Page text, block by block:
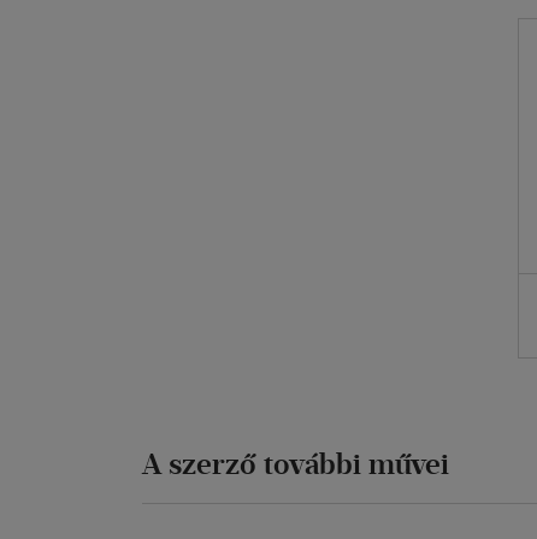
A szerző további művei